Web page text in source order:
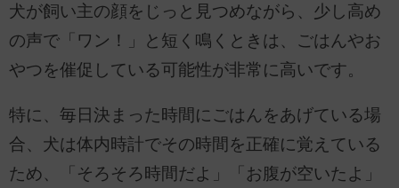
犬が飼い主の顔をじっと見つめながら、少し高め
の声で「ワン！」と短く鳴くときは、ごはんやお
やつを催促している可能性が非常に高いです。
特に、毎日決まった時間にごはんをあげている場
合、犬は体内時計でその時間を正確に覚えている
ため、「そろそろ時間だよ」「お腹が空いたよ」